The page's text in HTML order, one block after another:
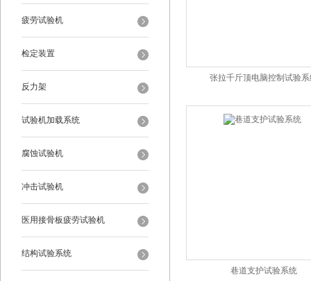
疲劳试验机
检定装置
反力架
试验机加载系统
腐蚀试验机
冲击试验机
医用接骨板疲劳试验机
结构试验系统
张拉千斤顶电脑控制试验系
巷道支护试验系统